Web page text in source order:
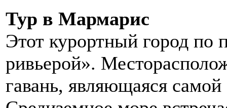
Тур в Мармарис
Этот курортный город по
ривьерой».
гавань, являющаяся